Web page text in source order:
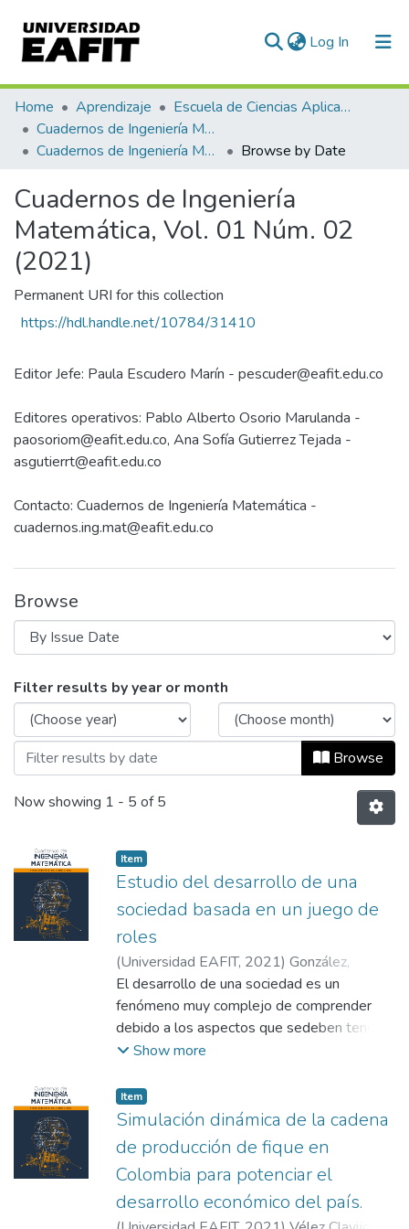
Log In (current)
Communities & Collections
All of DSpace
Home Aprendizaje
Escuela de Ciencias Aplicadas e Ingeniería
Cuadernos de Ingeniería Matemática
Cuadernos de Ingeniería Matemática, Vol. 01 Núm. 02 (2021)
Browse by Date
Cuadernos de Ingeniería
Matemática, Vol. 01 Núm. 02
(2021)
Permanent URI for this collection
https://hdl.handle.net/10784/31410
Editor Jefe: Paula Escudero Marín - pescuder@eafit.edu.co
Editores operativos: Pablo Alberto Osorio Marulanda -
paosoriom@eafit.edu.co, Ana Sofía Gutierrez Tejada -
asgutierrt@eafit.edu.co
Contacto: Cuadernos de Ingeniería Matemática -
cuadernos.ing.mat@eafit.edu.co
Browse
Browsing Cuadernos de Ingeniería
Filter results by year or month
Browse
Now showing 1 - 5 of 5
Item
Estudio del desarrollo de una
sociedad basada en un juego de
roles
(Universidad EAFIT, 2021) González,
Harold;Julio, Jonathan;Álvarez, Simón
Universidad EAFIT, Escuela de Ciencias,
Departamento de Ciencias Matemáticas
El desarrollo de una sociedad es un
fenómeno muy complejo de comprender
debido a los aspectos que sedeben tener
en cuenta al momento de estudiarlo como
Diferentes autores han propuesto enfoques
para explicar dichos aspectos o algunos
eventos históricos. En esta investigación
nos centraremos en el enfoquesistémico,
apoyándonos en dinámica de sistemas y
anteriores investigaciones para comprender
Show more
Item
Simulación dinámica de la cadena
de producción de fique en
Colombia para potenciar el
desarrollo económico del país.